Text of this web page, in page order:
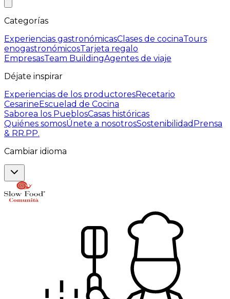
Categorías
Experiencias gastronómicasClases de cocinaTours
enogastronómicosTarjeta regalo
EmpresasTeam BuildingAgentes de viaje
Déjate inspirar
Experiencias de los productoresRecetario
CesarineEscuelad de Cocina
Saborea los PueblosCasas históricas
Quiénes somosÚnete a nosotrosSostenibilidad Prensa
& RR.PP.
Cambiar idioma